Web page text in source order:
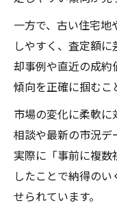
一方で、古い住宅
しやすく、査定額
却事例や直近の成約
傾向を正確に掴むこ
市場の変化に柔軟
相談や最新の市況デ
実際に「事前に複
したことで納得の
せられています。